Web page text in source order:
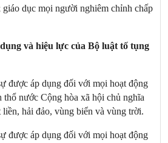
giáo dục mọi người nghiêm chỉnh chấp
và hiệu lực của Bộ luật tố tụng
được áp dụng đối với mọi hoạt động
thổ nước Cộng hòa xã hội chủ nghĩa
hải đảo, vùng biển và vùng trời.
được áp dụng đối với mọi hoạt động